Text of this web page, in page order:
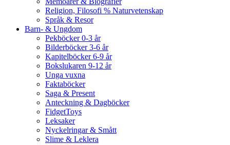
Religion, Filosofi % Naturvetenskap
Språk & Resor
Barn- & Ungdom
Pekböcker 0-3 år
Bilderböcker 3-6 år
Kapitelböcker 6-9 år
Bokslukaren 9-12 år
Unga vuxna
Faktaböcker
Saga & Present
Anteckning & Dagböcker
FidgetToys
Leksaker
Nyckelringar & Smått
Slime & Leklera